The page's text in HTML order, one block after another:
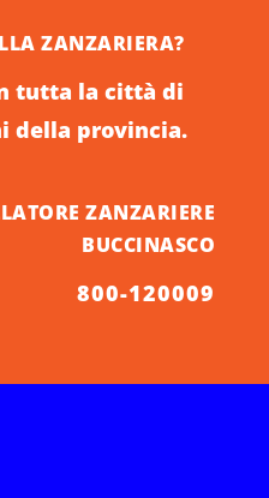
ZANZARIERA?
tutta la città di
della provincia.
ZANZARIERE
BUCCINASCO
800-120009